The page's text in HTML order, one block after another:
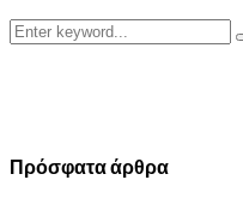
Search
for:
Πρόσφατα άρθρα